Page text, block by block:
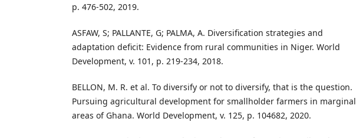
p. 476-502, 2019.
ASFAW, S; PALLANTE, G; PALMA, A. Diversification strategies and
adaptation deficit: Evidence from rural communities in Niger. World
Development, v. 101, p. 219-234, 2018.
BELLON, M. R. et al. To diversify or not to diversify, that is the question.
Pursuing agricultural development for smallholder farmers in marginal
areas of Ghana. World Development, v. 125, p. 104682, 2020.